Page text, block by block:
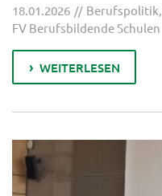
18.01.2026 Berufspolitik,
FV Berufsbildende Schulen
WEITERLESEN